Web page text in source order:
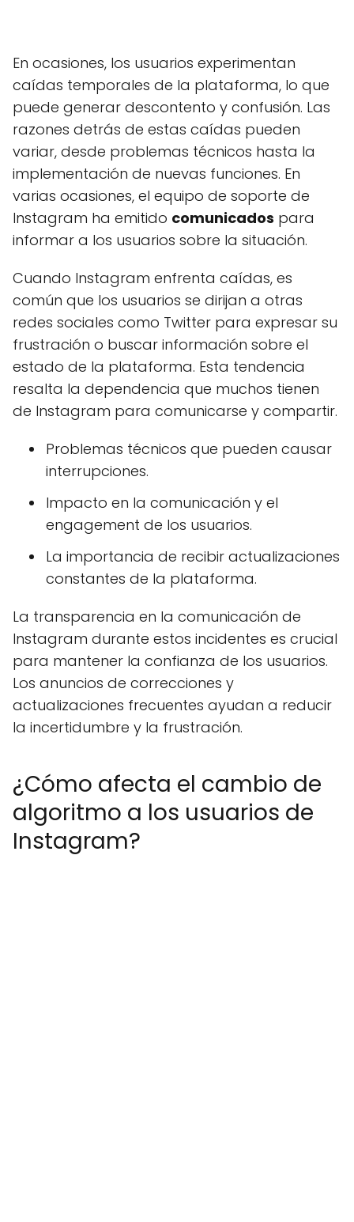
En ocasiones, los usuarios experimentan
caídas temporales de la plataforma, lo que
puede generar descontento y confusión. Las
razones detrás de estas caídas pueden
variar, desde problemas técnicos hasta la
implementación de nuevas funciones. En
varias ocasiones, el equipo de soporte de
Instagram ha emitido comunicados para
informar a los usuarios sobre la situación.
Cuando Instagram enfrenta caídas, es
común que los usuarios se dirijan a otras
redes sociales como Twitter para expresar su
frustración o buscar información sobre el
estado de la plataforma. Esta tendencia
resalta la dependencia que muchos tienen
de Instagram para comunicarse y compartir.
Problemas técnicos que pueden causar
interrupciones.
Impacto en la comunicación y el
engagement de los usuarios.
La importancia de recibir actualizaciones
constantes de la plataforma.
La transparencia en la comunicación de
Instagram durante estos incidentes es crucial
para mantener la confianza de los usuarios.
Los anuncios de correcciones y
actualizaciones frecuentes ayudan a reducir
la incertidumbre y la frustración.
¿Cómo afecta el cambio de
algoritmo a los usuarios de
Instagram?